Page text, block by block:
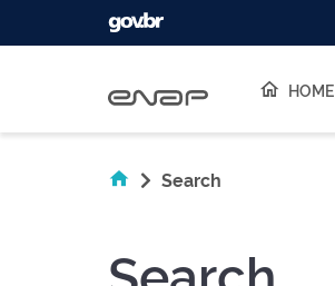
HOME
Search